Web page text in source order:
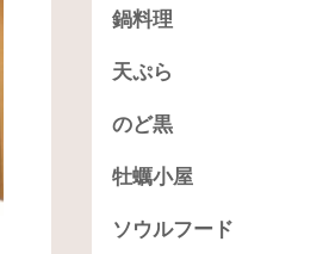
鍋料理
天ぷら
のど黒
牡蠣小屋
ソウルフード